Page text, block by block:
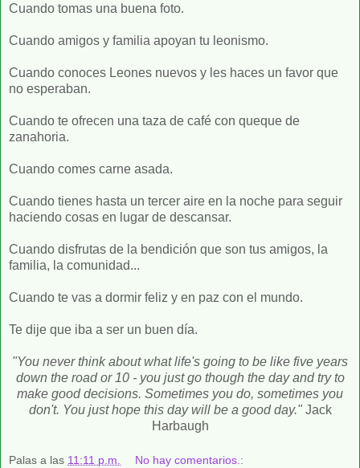
Cuando tomas una buena foto.
Cuando amigos y familia apoyan tu leonismo.
Cuando conoces Leones nuevos y les haces un favor que
no esperaban.
Cuando te ofrecen una taza de café con queque de
zanahoria.
Cuando comes carne asada.
Cuando tienes hasta un tercer aire en la noche para seguir
haciendo cosas en lugar de descansar.
Cuando disfrutas de la bendición que son tus amigos, la
familia, la comunidad...
Cuando te vas a dormir feliz y en paz con el mundo.
Te dije que iba a ser un buen día.
"You never think about what life's going to be like five years
down the road or 10 - you just go though the day and try to
make good decisions. Sometimes you do, sometimes you
don't. You just hope this day will be a good day."Jack
Harbaugh
Palas a las 11:11 p.m. No hay comentarios.: